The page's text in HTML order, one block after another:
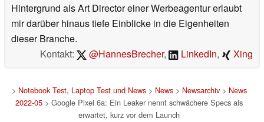
Hintergrund als Art Director einer Werbeagentur erlaubt
mir darüber hinaus tiefe Einblicke in die Eigenheiten
dieser Branche.
Kontakt:
@HannesBrecher, LinkedIn, Xing
> Notebook Test, Laptop Test und News> News> Newsarchiv> News
2022-05 > Google Pixel 6a: Ein Leaker nennt schwächere Specs als
erwartet, kurz vor dem Launch